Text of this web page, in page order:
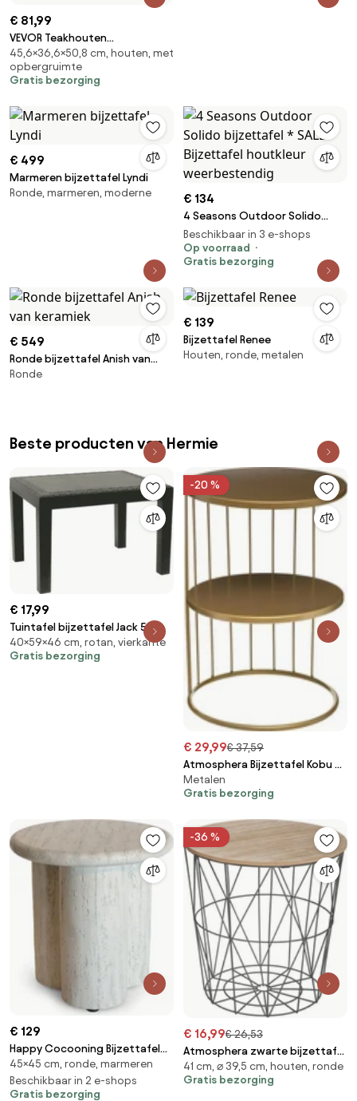
€ 81,99
VEVOR Teakhouten
douchebank, 50,8 x 36,6 x 45,6
cm, waterdichte houten
douchekruk met opbergplank
belasting 180 kg, voor binnen-
en buitenbadkamers
45,6×36,6×50,8 cm, houten, met
opbergruimte
Gratis bezorging
€ 499
Marmeren bijzettafel Lyndi
Ronde, marmeren, moderne
€ 134
4 Seasons Outdoor Solido
bijzettafel * SALE * Bijzettafel
houtkleur weerbestendig
Beschikbaar in 3 e-shops
Op voorraad
Gratis bezorging
€ 549
Ronde bijzettafel Anish van
keramiek
Ronde
€ 139
Bijzettafel Renee
Houten, ronde, metalen
Beste producten van Hermie
€ 17,99
Tuintafel bijzettafel Jack 59x
46cm Antraciet - hoogte 40cm
- Rotan Look - kunststof
40×59×46 cm, rotan, vierkante
Gratis bezorging
-20 %
€ 29,99€ 37,59
Atmosphera Bijzettafel Kobu –
Goud metaal - Diameter 36 x
H52 cm
Metalen
Gratis bezorging
€ 129
Happy Cocooning Bijzettafel
Rib - 45x45 cm - Travertijn
Composiet - Geribbeld
45×45 cm, ronde, marmeren
Beschikbaar in 2 e-shops
Gratis bezorging
-36 %
€ 16,99€ 26,53
Atmosphera zwarte bijzettafel
'Kumi' met metalen poten -
Diameter 39,5 x H41 cm
41 cm, ⌀ 39,5 cm, houten, ronde
Gratis bezorging